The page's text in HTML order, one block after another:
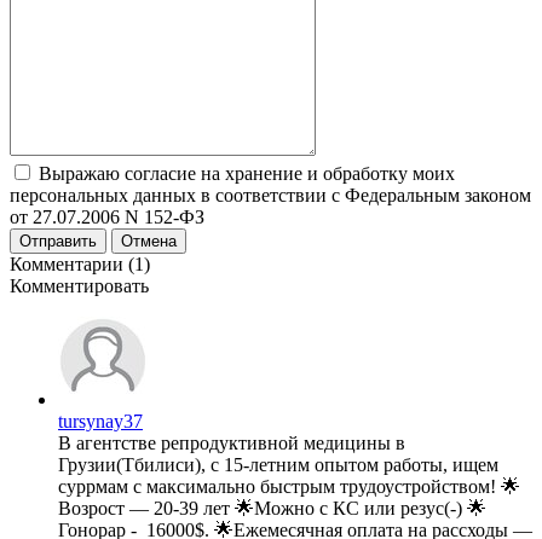
Выражаю согласие на хранение и обработку моих
персональных данных в соответствии с Федеральным законом
от 27.07.2006 N 152-ФЗ
Отправить Отмена
Комментарии (1)
Комментировать
tursynay37
В агентстве репродуктивной медицины в
Грузии(Тбилиси), с 15-летним опытом работы, ищем
суррмам с максимально быстрым трудоустройством! 🌟
Возрост — 20-39 лет 🌟Можно с КС или резус(-) 🌟
Гонорар - 16000$. 🌟Ежемесячная оплата на рассходы —